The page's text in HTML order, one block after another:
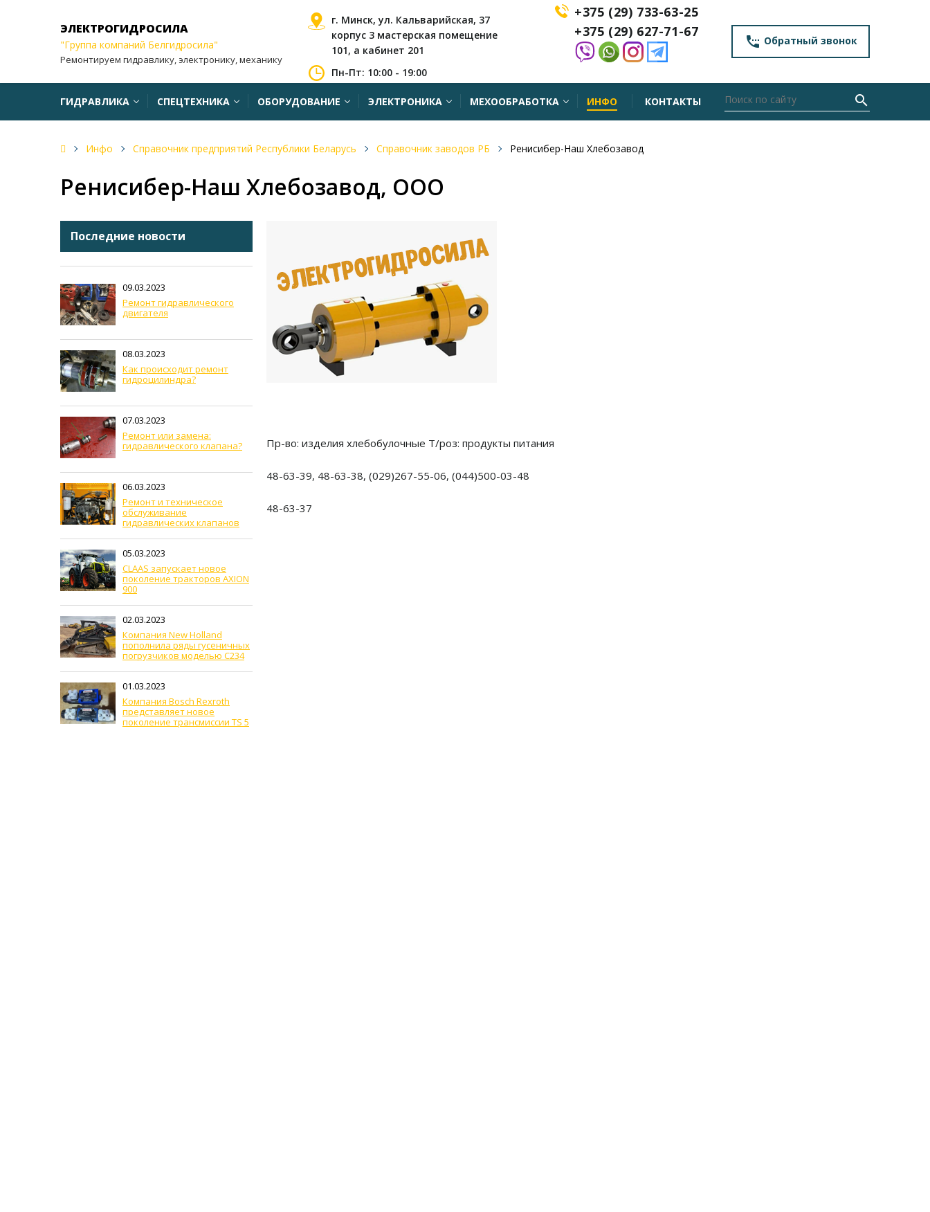
settings_phone Обратный звонок
ЭЛЕКТРОГИДРОСИЛА
"Группа компаний Белгидросила"
Ремонтируем гидравлику, электронику, механику
г. Минск, ул. Кальварийская, 37
корпус 3 мастерская помещение
101, а кабинет 201
Пн-Пт: 10:00 - 19:00
+375 (29) 733-63-25
+375 (29) 627-71-67
ГИДРАВЛИКА СПЕЦТЕХНИКА ОБОРУДОВАНИЕ ЭЛЕКТРОНИКА МЕХООБРАБОТКА ИНФО КОНТАКТЫ search
Инфо Справочник предприятий Республики Беларусь Справочник заводов РБ Ренисибер-Наш Хлебозавод
Ренисибер-Наш Хлебозавод, ООО
Последние новости
09.03.2023
Ремонт гидравлического
двигателя
08.03.2023
Как происходит ремонт
гидроцилиндра?
07.03.2023
Ремонт или замена:
гидравлического клапана?
06.03.2023
Ремонт и техническое
обслуживание
гидравлических клапанов
05.03.2023
CLAAS запускает новое
поколение тракторов AXION
900
02.03.2023
Компания New Holland
пополнила ряды гусеничных
погрузчиков моделью C234
01.03.2023
Компания Bosch Rexroth
представляет новое
поколение трансмиссии TS 5
Пр-во: изделия хлебобулочные Т/роз: продукты питания
48-63-39, 48-63-38, (029)267-55-06, (044)500-03-48
48-63-37